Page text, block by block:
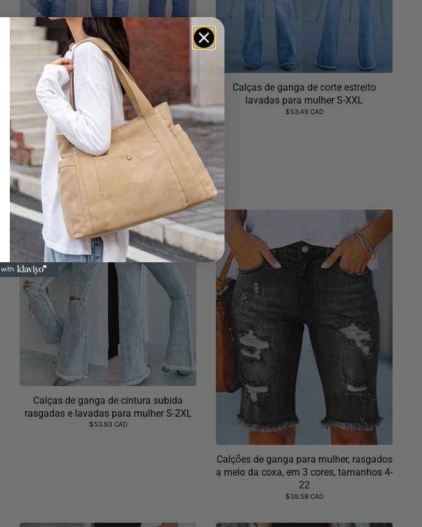
Calças de ganga de corte justo para
mulher com borlas rasgadas S-3XL
$47.89 CAD
Calças de ganga de corte estreito
lavadas para mulher S-XXL
$53.49 CAD
Calças de ganga de cintura subida
rasgadas e lavadas para mulher S-2XL
$53.93 CAD
Calções de ganga para mulher, rasgados
a meio da coxa, em 3 cores, tamanhos 4-
22
$39.58 CAD